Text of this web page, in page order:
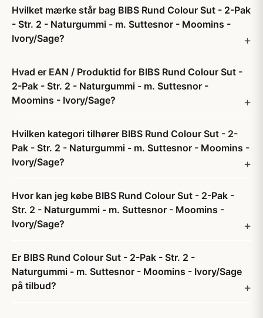
Hvilket mærke står bag BIBS Rund Colour Sut - 2-Pak
- Str. 2 - Naturgummi - m. Suttesnor - Moomins -
Ivory/Sage?
Hvad er EAN / Produktid for BIBS Rund Colour Sut -
2-Pak - Str. 2 - Naturgummi - m. Suttesnor -
Moomins - Ivory/Sage?
Hvilken kategori tilhører BIBS Rund Colour Sut - 2-
Pak - Str. 2 - Naturgummi - m. Suttesnor - Moomins -
Ivory/Sage?
Hvor kan jeg købe BIBS Rund Colour Sut - 2-Pak -
Str. 2 - Naturgummi - m. Suttesnor - Moomins -
Ivory/Sage?
Er BIBS Rund Colour Sut - 2-Pak - Str. 2 -
Naturgummi - m. Suttesnor - Moomins - Ivory/Sage
på tilbud?